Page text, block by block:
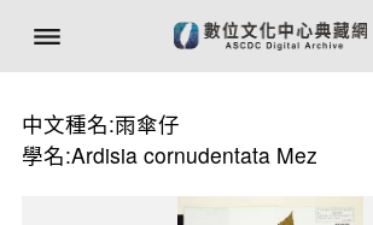
中文種名:雨傘仔
學名:Ardisia cornudentata Mez